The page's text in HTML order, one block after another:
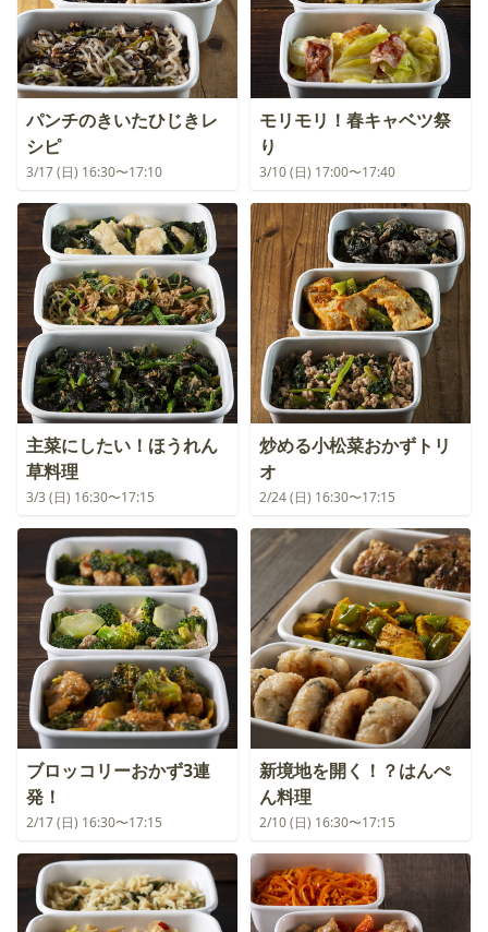
パンチのきいたひじきレ
シピ
3/17 (日) 16:30〜17:10
モリモリ！春キャベツ祭
り
3/10 (日) 17:00〜17:40
主菜にしたい！ほうれん
草料理
3/3 (日) 16:30〜17:15
炒める小松菜おかずトリ
オ
2/24 (日) 16:30〜17:15
ブロッコリーおかず3連
発！
2/17 (日) 16:30〜17:15
新境地を開く！？はんぺ
ん料理
2/10 (日) 16:30〜17:15